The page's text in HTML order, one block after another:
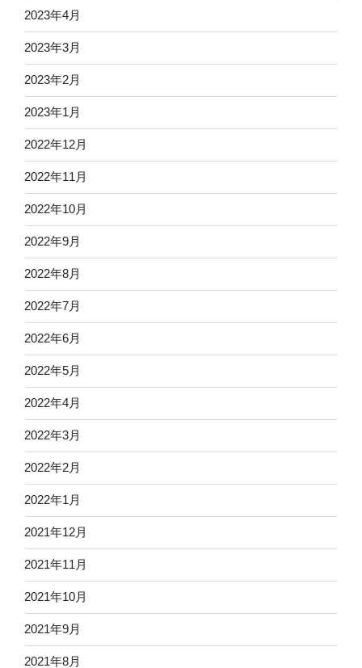
2023年4月
2023年3月
2023年2月
2023年1月
2022年12月
2022年11月
2022年10月
2022年9月
2022年8月
2022年7月
2022年6月
2022年5月
2022年4月
2022年3月
2022年2月
2022年1月
2021年12月
2021年11月
2021年10月
2021年9月
2021年8月